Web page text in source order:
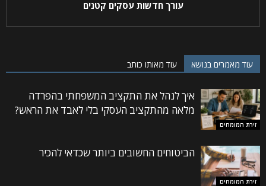
עורך חדשות עסקים קטנים
עוד מאמרים בנושא עוד מאותו כותב
זירת המומחים
איך לנהל את התקציב המשפחתי בהפרדה
מלאה מהתקציב העסקי בלי לאבד את הראש?
זירת המומחים
הביטוחים החשובים ביותר שכדאי להכיר